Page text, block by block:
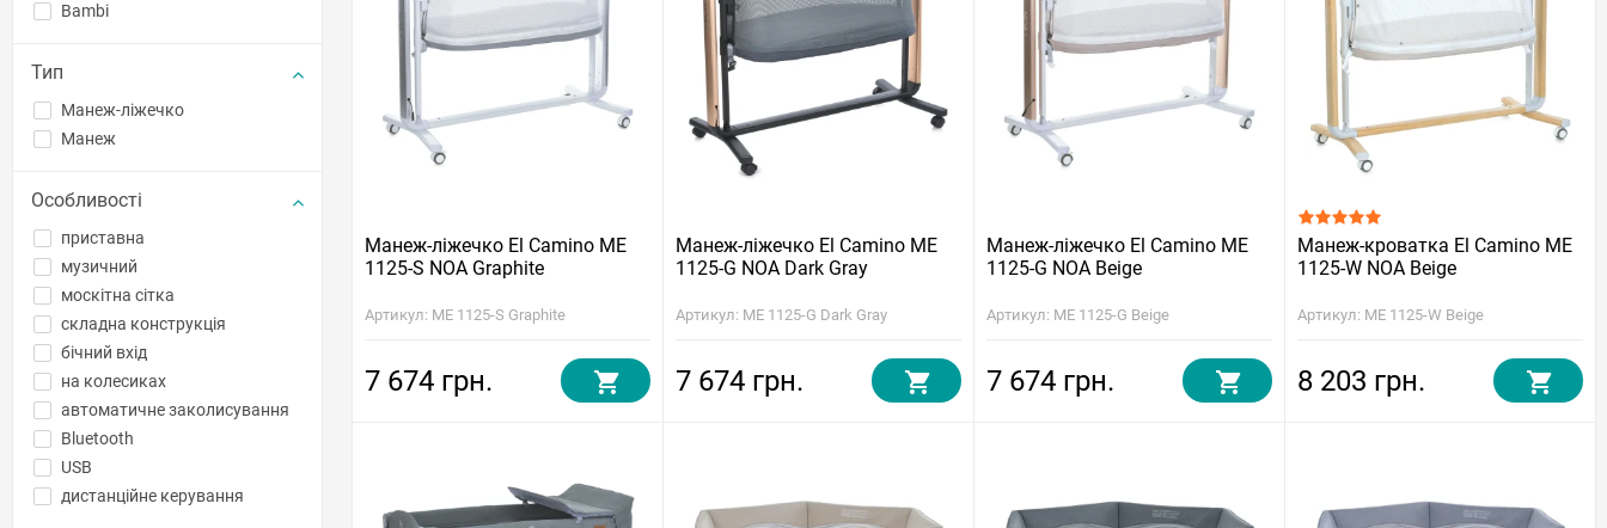
Bambi
Тип
Манеж-ліжечко
Манеж
Особливості
приставна
музичний
москітна сітка
складна конструкція
бічний вхід
на колесиках
автоматичне заколисування
Bluetooth
USB
дистанційне керування
Манеж-ліжечко El Camino ME
1125-S NOA Graphite
Артикул: ME 1125-S Graphite
7 674 грн.
Манеж-ліжечко El Camino ME
1125-G NOA Dark Gray
Артикул: ME 1125-G Dark Gray
7 674 грн.
Манеж-ліжечко El Camino ME
1125-G NOA Beige
Артикул: ME 1125-G Beige
7 674 грн.
Манеж-кроватка El Camino ME
1125-W NOA Beige
Артикул: ME 1125-W Beige
8 203 грн.